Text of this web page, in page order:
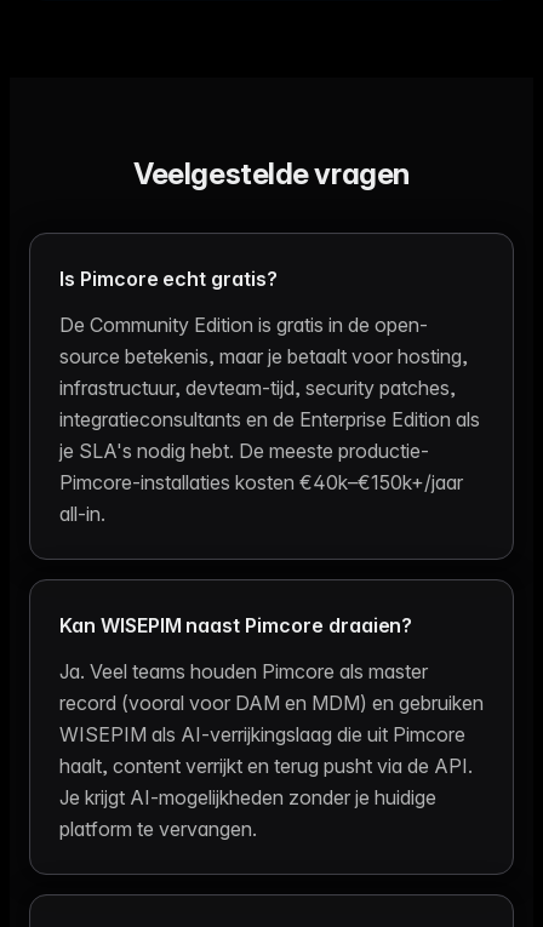
Veelgestelde vragen
Is Pimcore echt gratis?
De Community Edition is gratis in de open-
source betekenis, maar je betaalt voor hosting,
infrastructuur, devteam-tijd, security patches,
integratieconsultants en de Enterprise Edition als
je SLA's nodig hebt. De meeste productie-
Pimcore-installaties kosten €40k–€150k+/jaar
all-in.
Kan WISEPIM naast Pimcore draaien?
Ja. Veel teams houden Pimcore als master
record (vooral voor DAM en MDM) en gebruiken
WISEPIM als AI-verrijkingslaag die uit Pimcore
haalt, content verrijkt en terug pusht via de API.
Je krijgt AI-mogelijkheden zonder je huidige
platform te vervangen.